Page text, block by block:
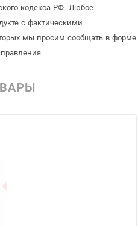
кодекса РФ. Любое
с фактическими
мы просим сообщать в форме